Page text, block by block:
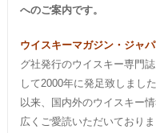
へのご案内です。
ウイスキーマガジン・ジャ
グ社発行のウイスキー専門
して2000年に発足致しました
以来、国内外のウイスキー
広くご愛読いただいており